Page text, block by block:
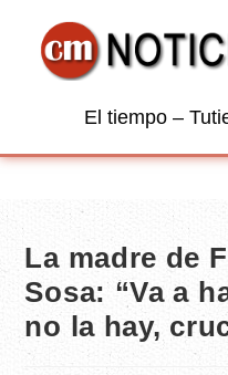
El tiempo –
La madre de
Sosa: “Va a
no la hay,